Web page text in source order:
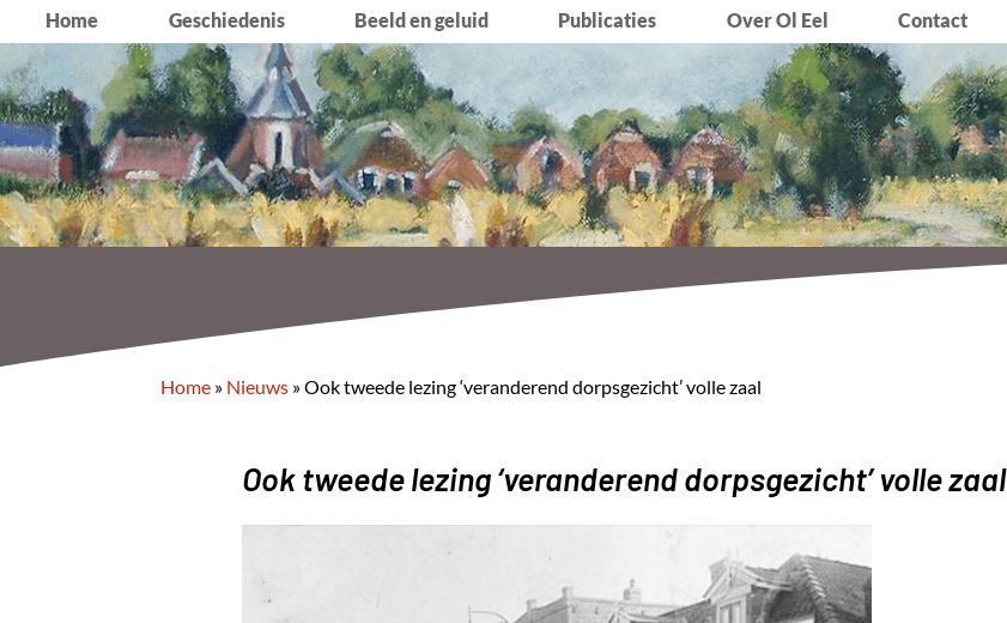
Home Geschiedenis Beeld en geluid Publicaties Over Ol Eel Contact
Home » Nieuws »Ook tweede lezing ‘veranderend dorpsgezicht’ volle zaal
Ook tweede lezing ‘veranderend dorpsgezicht’ volle zaal